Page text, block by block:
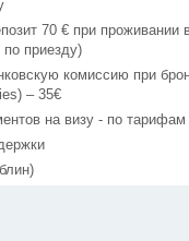
70 € при проживании
по приезду)
комиссию при
– 35€
на визу - по